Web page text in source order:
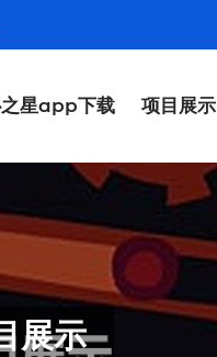
星app下载 项目展示
展示